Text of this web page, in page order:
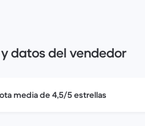
datos del vendedor
media de 4,5/5 estrellas